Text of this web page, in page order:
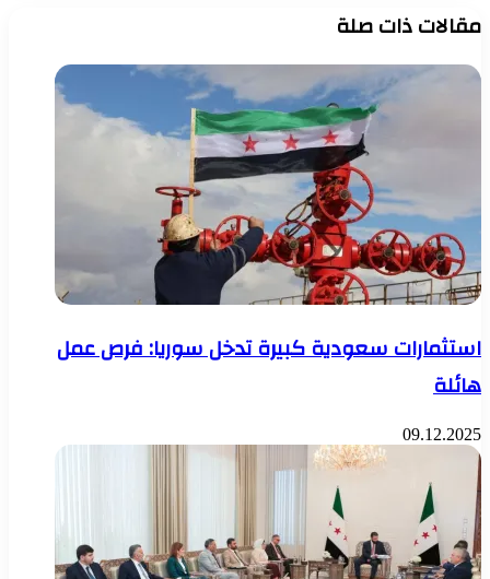
مقالات ذات صلة
استثمارات سعودية كبيرة تدخل سوريا: فرص عمل
هائلة
09.12.2025